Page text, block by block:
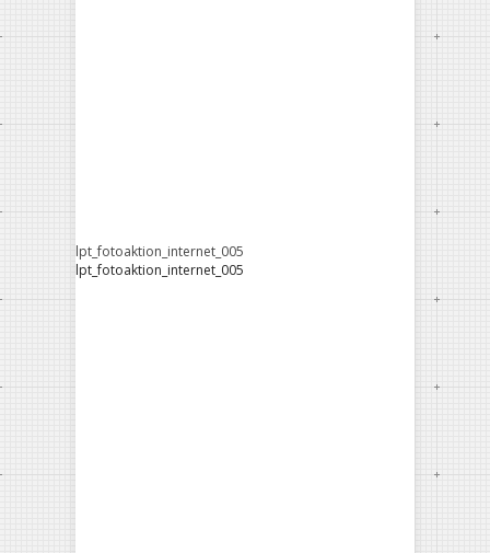
lpt_fotoaktion_internet_005
lpt_fotoaktion_internet_005